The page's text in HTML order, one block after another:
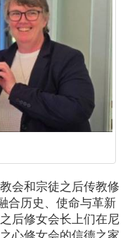
会和宗徒之后传教修
合历史、使命与革新
后修女会长上们在尼
心修女会的信德之家